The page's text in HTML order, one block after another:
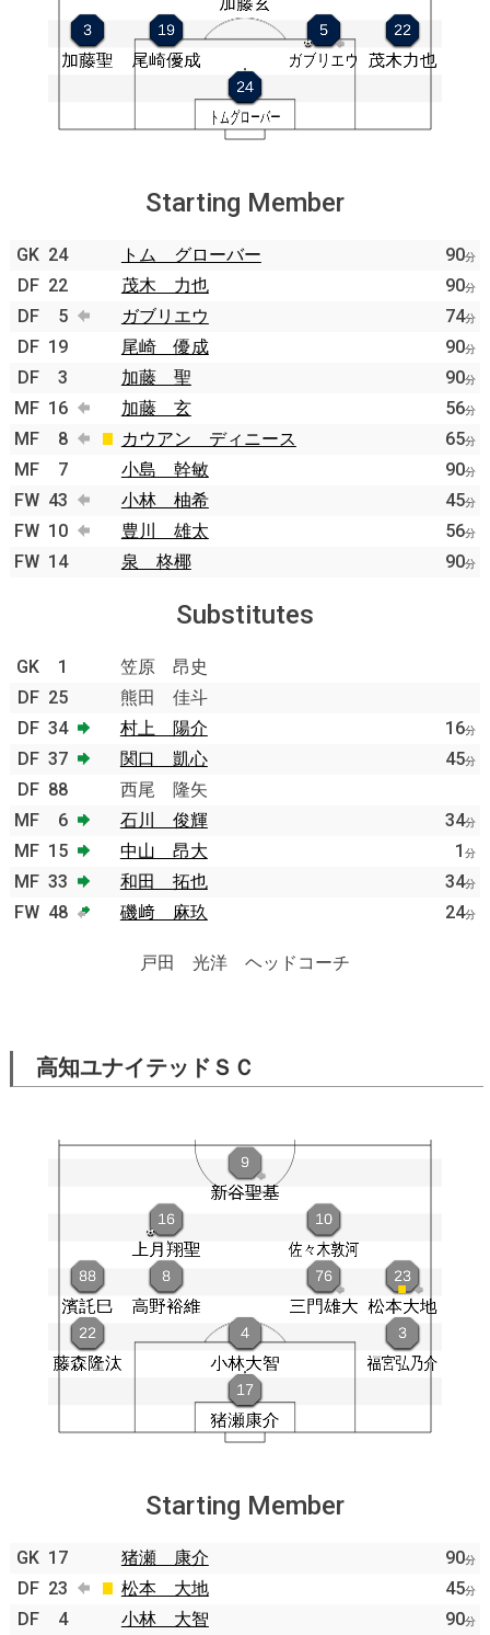
Starting Member
GK 24 トム グローバー 90分
DF 22 茂木 力也 90分
DF 5 ガブリエウ 74分
DF 19 尾崎 優成 90分
DF 3 加藤 聖 90分
MF 16 加藤 玄 56分
MF 8 カウアン ディニース 65分
MF 7 小島 幹敏 90分
FW 43 小林 柚希 45分
FW 10 豊川 雄太 56分
FW 14 泉 柊椰 90分
Substitutes
GK 1
笠原 昂史
DF 25
熊田 佳斗
DF 34 村上 陽介 16分
DF 37 関口 凱心 45分
DF 88
西尾 隆矢
MF
6 石川 俊輝 34分
MF 15 中山 昂大 1 分
MF 33 和田 拓也 34分
FW 48 磯﨑 麻玖 24分
戸田 光洋 ヘッドコーチ
高知ユナイテッドＳＣ
Starting Member
GK 17 猪瀬 康介 90分
DF 23 松本 大地 45分
DF 4 小林 大智 90分